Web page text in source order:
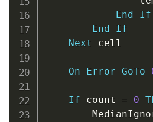
End
If
End
If
Next cell
On Error GoTo
If count = 0